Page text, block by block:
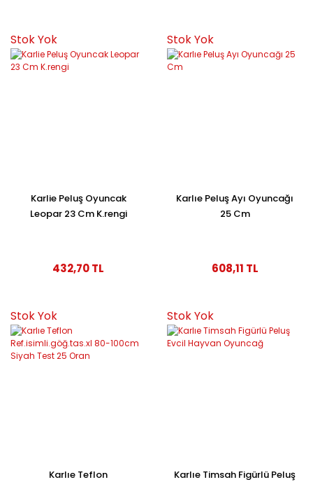
Stok Yok
Karlie Peluş Oyuncak
Leopar 23 Cm K.rengi
432,70 TL
Stok Yok
Karlıe Peluş Ayı Oyuncağı
25 Cm
608,11 TL
Stok Yok
Karlıe Teflon
Stok Yok
Karlıe Timsah Figürlü Peluş